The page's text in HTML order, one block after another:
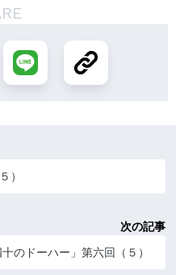
）
次の記事
のドーハー」第六回（５）